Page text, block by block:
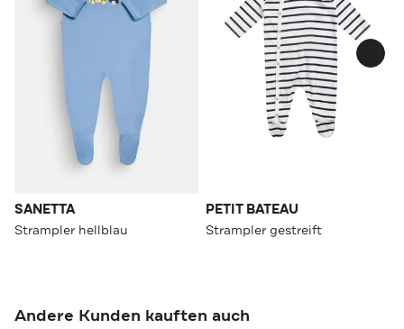
SANETTA
Strampler hellblau
PETIT BATEAU
Strampler gestreift
Andere Kunden kauften auch